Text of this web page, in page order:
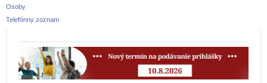
Osoby
Telefónny zoznam